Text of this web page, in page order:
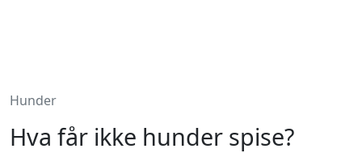
Hunder
Hva får ikke hunder spise?